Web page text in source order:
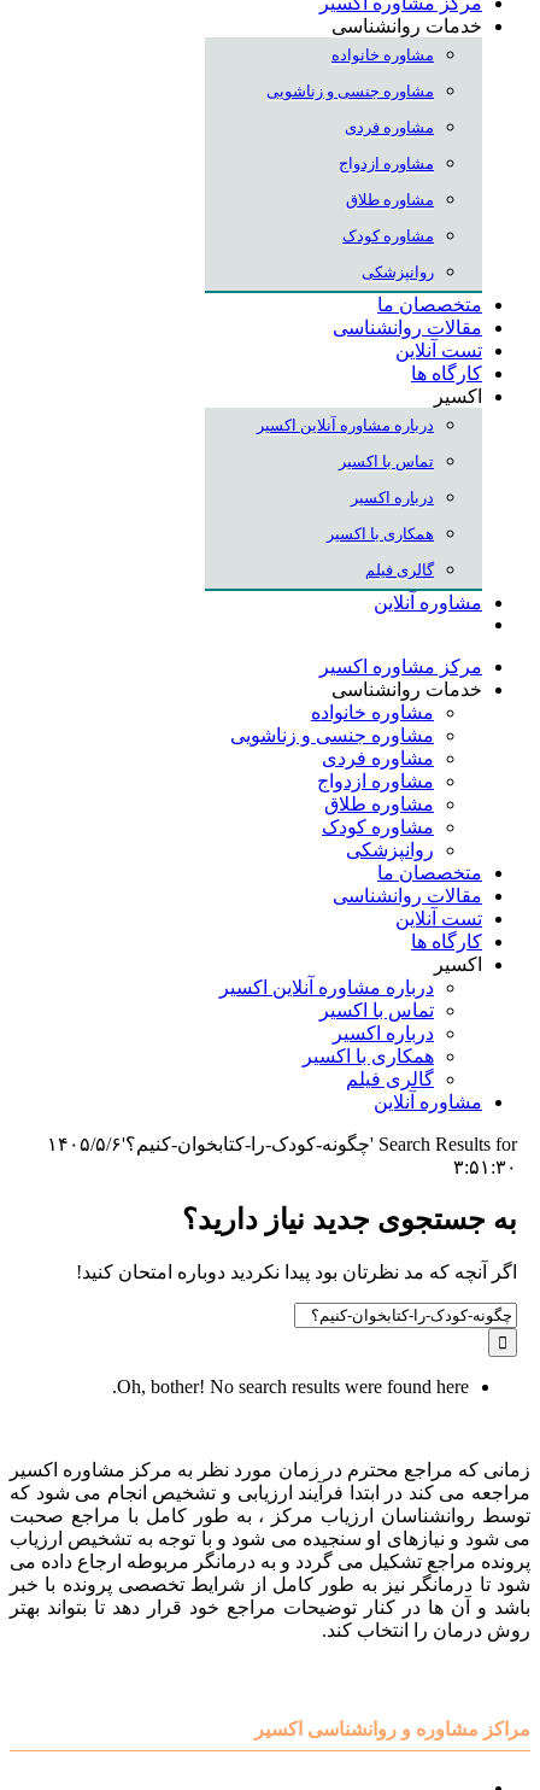
خدمات روانشناسی
مشاوره خانواده
مشاوره جنسی و زناشویی
مشاوره فردی
مشاوره ازدواج
مشاوره طلاق
مشاوره کودک
روانپزشکی
متخصصان ما
مقالات روانشناسی
تست آنلاین
کارگاه ها
اکسیر
درباره مشاوره آنلاین اکسیر
تماس با اکسیر
درباره اکسیر
همکاری با اکسیر
گالری فیلم
مشاوره آنلاین
مرکز مشاوره اکسیر
خدمات روانشناسی
مشاوره خانواده
مشاوره جنسی و زناشویی
مشاوره فردی
مشاوره ازدواج
مشاوره طلاق
مشاوره کودک
روانپزشکی
متخصصان ما
مقالات روانشناسی
تست آنلاین
کارگاه ها
اکسیر
درباره مشاوره آنلاین اکسیر
تماس با اکسیر
درباره اکسیر
همکاری با اکسیر
گالری فیلم
مشاوره آنلاین
Search Results for 'چگونه-کودک-را-کتابخوان-کنیم؟'
۱۴۰۵/۵/۶
۳:۵۱:۳۰
به جستجوی جديد نياز داريد؟
اگر آنچه که مد نظرتان بود پیدا نکردید دوباره امتحان کنید!
Search
for:
Oh, bother! No search results were found here.
زمانی که مراجع محترم در زمان مورد نظر به مرکز مشاوره اکسیر
مراجعه می کند در ابتدا فرآیند ارزیابی و تشخیص انجام می شود که
توسط روانشناسان ارزیاب مرکز ، به طور کامل با مراجع صحبت
می شود و نیازهای او سنجیده می شود و با توجه به تشخیص ارزیاب
پرونده مراجع تشکیل می گردد و به درمانگر مربوطه ارجاع داده می
شود تا درمانگر نیز به طور کامل از شرایط تخصصی پرونده با خبر
باشد و آن ها در کنار توضیحات مراجع خود قرار دهد تا بتواند بهتر
روش درمان را انتخاب کند.
مراکز مشاوره و روانشناسی اکسیر